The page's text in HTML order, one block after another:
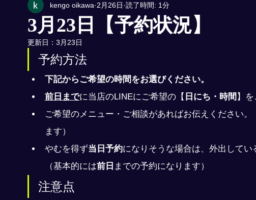
５月の予約状況 ６月の予約状況 ７月の予約状況
１１月の予約状況 １２月の予約状況
3月23日【予約状況】
kengo oikawa 2月26日 読了時間: 1分
更新日： 3月23日
予約方法
下記からご希望の時間をお選びください。
前日までに当店のLINEにご希望の 【 日にち・時間 】
を
ご希望のメニュー・ご相談があればお伝えください
ます）
やむを得ず当日予約になりそうな場合は、外出してい
（基本的には前日 までの予約になります）
注意点